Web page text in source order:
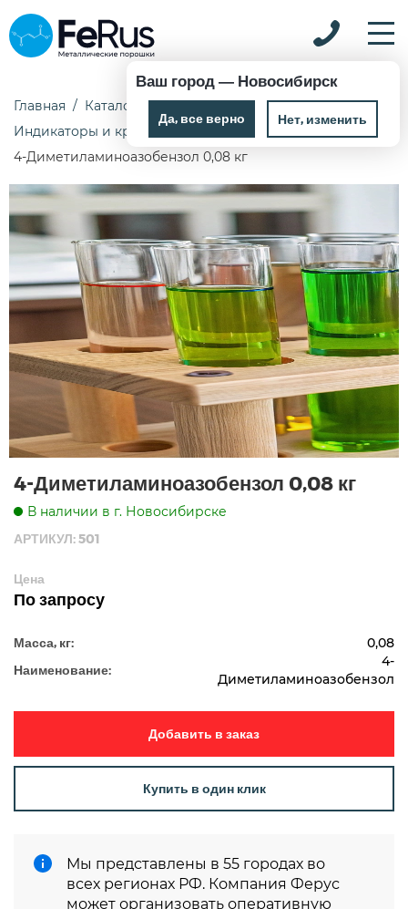
Ваш город — Новосибирск
Да, все верно Нет, изменить
Главная Каталог
Химические реактивы
Индикаторы и красители
4-Диметиламиноазобензол 0,08 кг
4-Диметиламиноазобензол 0,08 кг
В наличии в г. Новосибирске
АРТИКУЛ: 501
Цена
По запросу
Масса, кг: 0,08
Наименование:
4-
Диметиламиноазобензол
Добавить в заказ
Купить в один клик
Мы представлены в 55 городах во
всех регионах РФ. Компания Ферус
может организовать оперативную